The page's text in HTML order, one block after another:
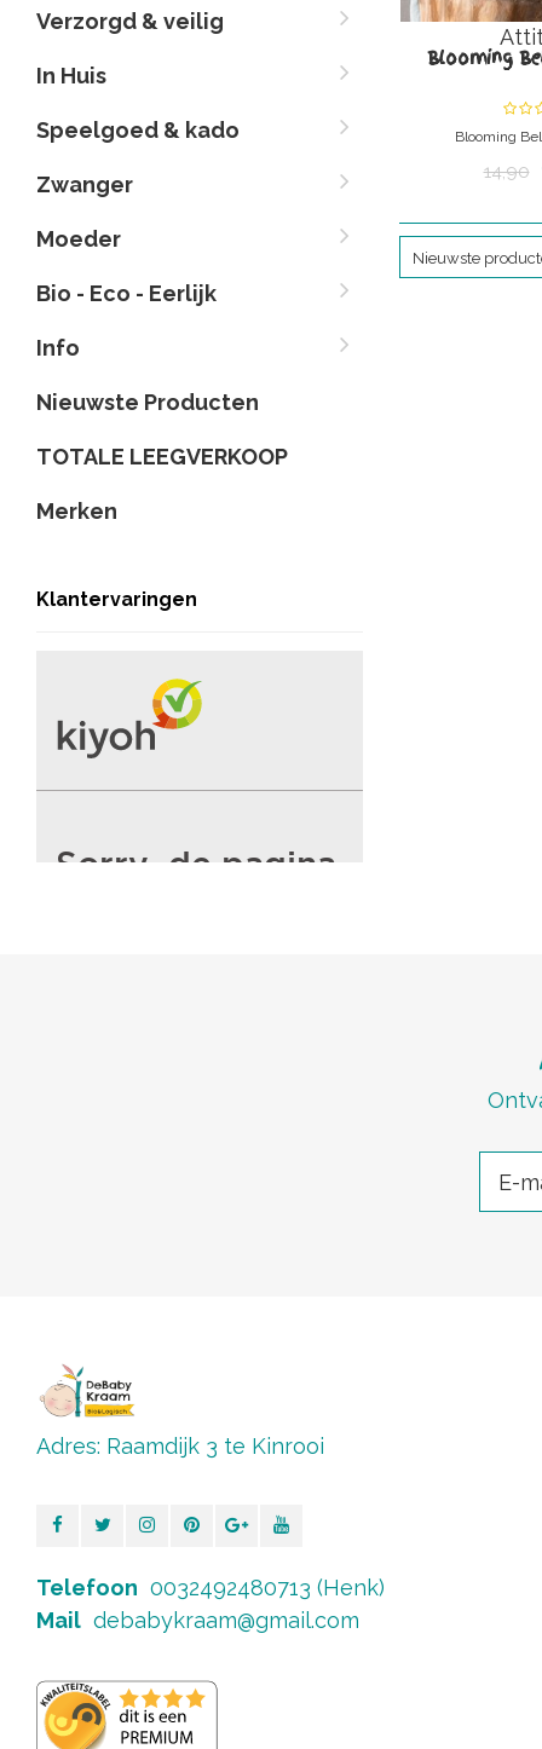
Verzorgd & veilig
In Huis
Speelgoed & kado
Zwanger
Moeder
Bio - Eco - Eerlijk
Info
Nieuwste Producten
TOTALE LEEGVERKOOP
Merken
Klantervaringen
Blooming
Blooming
Voorkom
deze heerlijke
duurzame veiligheid
gemaakt met
14,90
Nieuwste
Adres: Raamdijk 3 te Kinrooi
Telefoon 0032492480713 (Henk)
Mail debabykraam@gmail.com